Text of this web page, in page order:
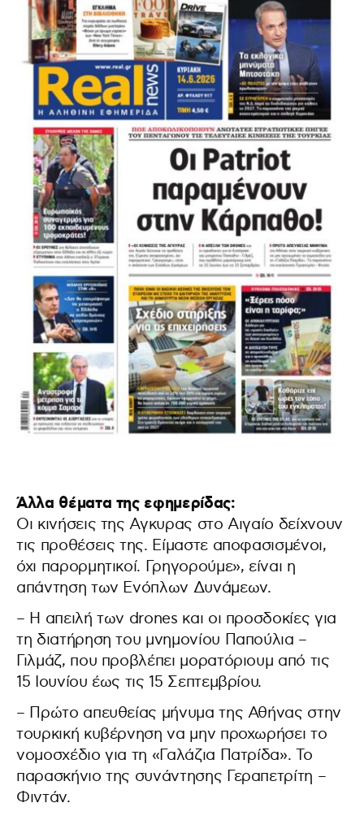
Άλλα θέματα της εφημερίδας:
Οι κινήσεις της Αγκυρας στο Αιγαίο δείχνουν
τις προθέσεις της. Είμαστε αποφασισμένοι,
όχι παρορμητικοί. Γρηγορούμε», είναι η
απάντηση των Ενόπλων Δυνάμεων.
– Η απειλή των drones και οι προσδοκίες για
τη διατήρηση του μνημονίου Παπούλια –
Γιλμάζ, που προβλέπει μορατόριουμ από τις
15 Ιουνίου έως τις 15 Σεπτεμβρίου.
– Πρώτο απευθείας μήνυμα της Αθήνας στην
τουρκική κυβέρνηση να μην προχωρήσει το
νομοσχέδιο για τη «Γαλάζια Πατρίδα». Το
παρασκήνιο της συνάντησης Γεραπετρίτη –
Φιντάν.